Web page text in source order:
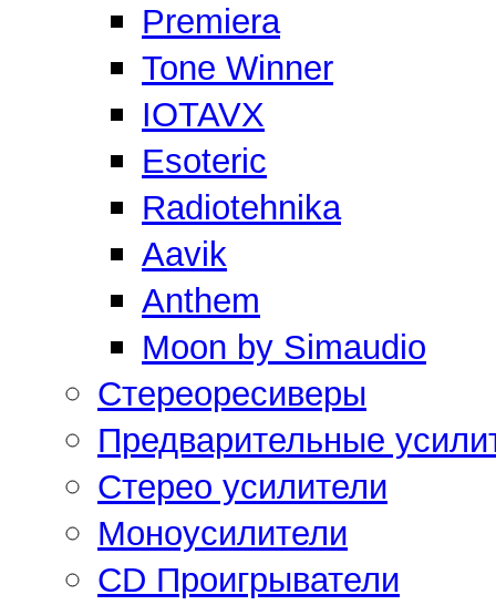
Premiera
Tone Winner
IOTAVX
Esoteric
Radiotehnika
Aavik
Anthem
Moon by Simaudio
Стереоресиверы
Предварительные
Стерео усилители
Моноусилители
CD Проигрыватели